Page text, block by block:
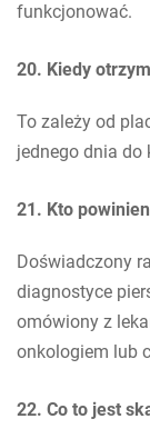
funkcjonować.
20. Kiedy
To zależy od
jednego dnia do
21. Kto
Doświadczony
diagnostyce
omówiony z
onkologiem lub
22. Co to jest